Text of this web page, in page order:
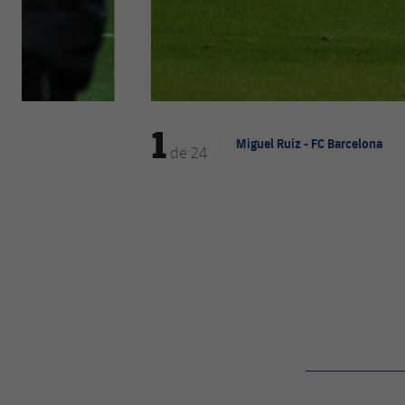
1de 24 Miguel Ruiz - FC Barcelona